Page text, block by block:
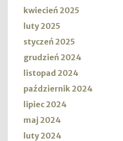
kwiecień 2025
luty 2025
styczeń 2025
grudzień 2024
listopad 2024
październik 2024
lipiec 2024
maj 2024
luty 2024